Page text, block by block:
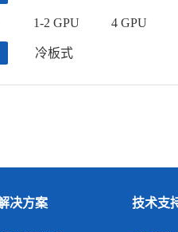
1-2 GPU 4 GPU
冷板式
决方案 技术支